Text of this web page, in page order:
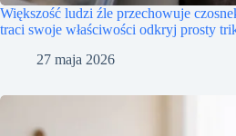
Większość ludzi źle przechowuje
traci swoje właściwości odkryj prosty
27 maja 2026